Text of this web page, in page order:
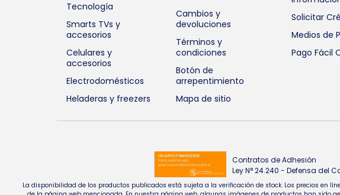
Tecnología
Smarts TVs y
accesorios
Celulares y
accesorios
Electrodomésticos
Heladeras y freezers
Cambios y
devoluciones
Términos y
condiciones
Botón de
arrepentimiento
Mapa de sitio
Solicitar
Medios de
Pago Fácil
Contratos de Adhesión
Ley N° 24.240 - Defensa del
La disponibilidad de los productos publicados está sujeta a la verificación de stock. Los precios en